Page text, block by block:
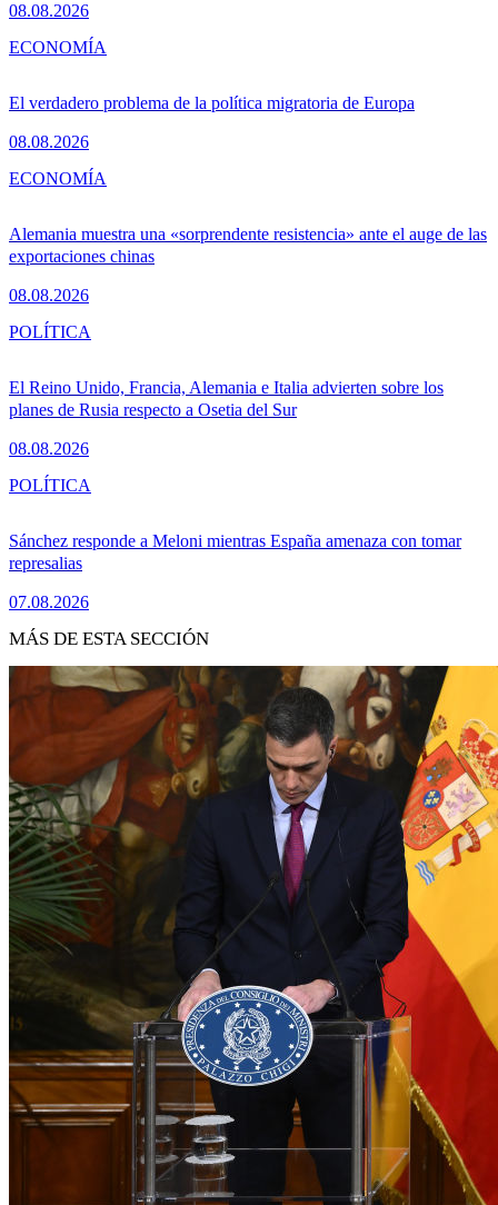
08.08.2026
El verdadero problema de la política migratoria de Europa
08.08.2026
ECONOMÍA
Alemania muestra una «sorprendente resistencia» ante el auge de las
exportaciones chinas
08.08.2026
ECONOMÍA
El Reino Unido, Francia, Alemania e Italia advierten sobre los
planes de Rusia respecto a Osetia del Sur
08.08.2026
POLÍTICA
Sánchez responde a Meloni mientras España amenaza con tomar
represalias
07.08.2026
POLÍTICA
MÁS DE ESTA SECCIÓN